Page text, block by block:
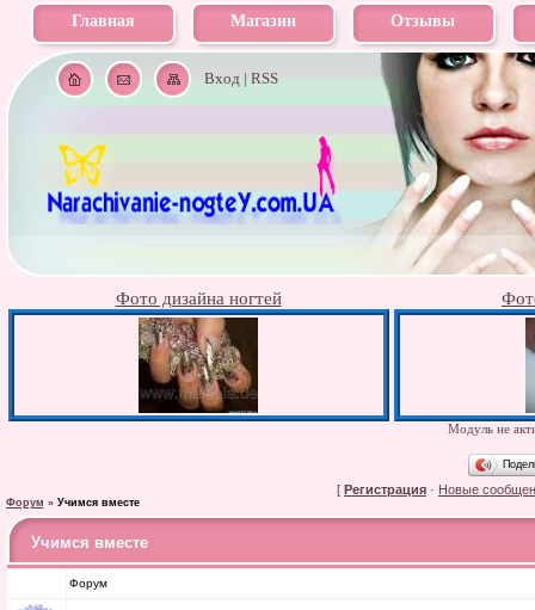
Главная Магазин Отзывы
Вход| RSS
Фото дизайна ногтей
Модуль не
[ Регистрация · Новые
Форум » Учимся вместе
Учимся вместе
Форум